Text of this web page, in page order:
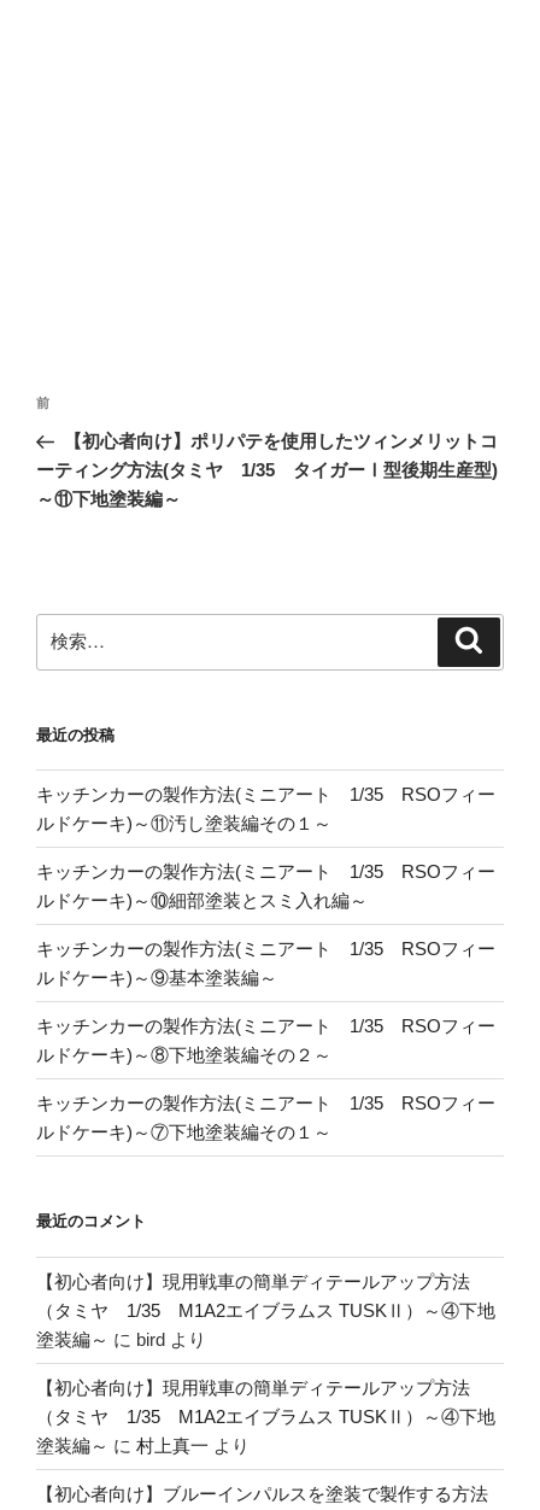
投
ナ
ビ
ョ
前
の
前
【初心者向け】ポリパテを使用したツィンメリットコ
ーティング方法(タミヤ 1/35 タイガーⅠ型後期生産型)
～⑪下地塗装編～
索:
最近の投稿
キッチンカーの製作方法(ミニアート 1/35 RSOフィー
ルドケーキ)～⑪汚し塗装編その１～
キッチンカーの製作方法(ミニアート 1/35 RSOフィー
ルドケーキ)～⑩細部塗装とスミ入れ編～
キッチンカーの製作方法(ミニアート 1/35 RSOフィー
ルドケーキ)～⑨基本塗装編～
キッチンカーの製作方法(ミニアート 1/35 RSOフィー
ルドケーキ)～⑧下地塗装編その２～
キッチンカーの製作方法(ミニアート 1/35 RSOフィー
ルドケーキ)～⑦下地塗装編その１～
最近のコメント
【初心者向け】現用戦車の簡単ディテールアップ方法
（タミヤ 1/35 M1A2エイブラムス TUSKⅡ）～④下地
塗装編～ に bird より
【初心者向け】現用戦車の簡単ディテールアップ方法
（タミヤ 1/35 M1A2エイブラムス TUSKⅡ）～④下地
塗装編～ に 村上真一 より
【初心者向け】ブルーインパルスを塗装で製作する方法